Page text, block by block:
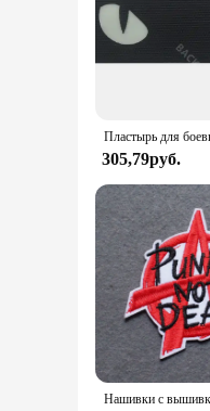
305,79руб.